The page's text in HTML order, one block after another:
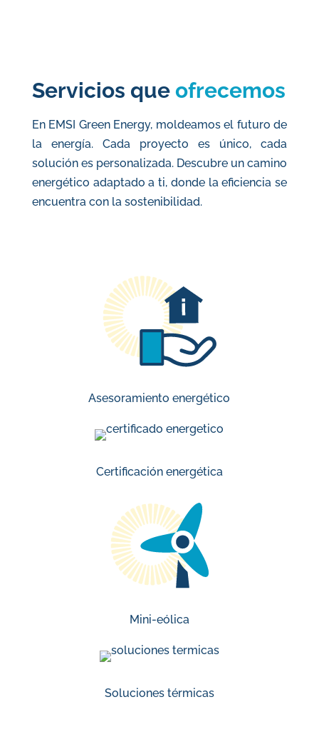
Servicios que ofrecemos
En EMSI Green Energy, moldeamos el futuro de
la energía. Cada proyecto es único, cada
solución es personalizada. Descubre un camino
energético adaptado a ti, donde la eficiencia se
encuentra con la sostenibilidad.
Asesoramiento energético
Certificación energética
Mini-eólica
Soluciones térmicas